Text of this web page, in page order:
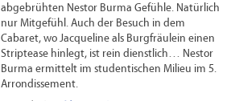
abgebrühten Nestor Burma Gefühle. Natürlich
nur Mitgefühl. Auch der Besuch in dem
Cabaret, wo Jacqueline als Burgfräulein einen
Striptease hinlegt, ist rein dienstlich… Nestor
Burma ermittelt im studentischen Milieu im 5.
Arrondissement.